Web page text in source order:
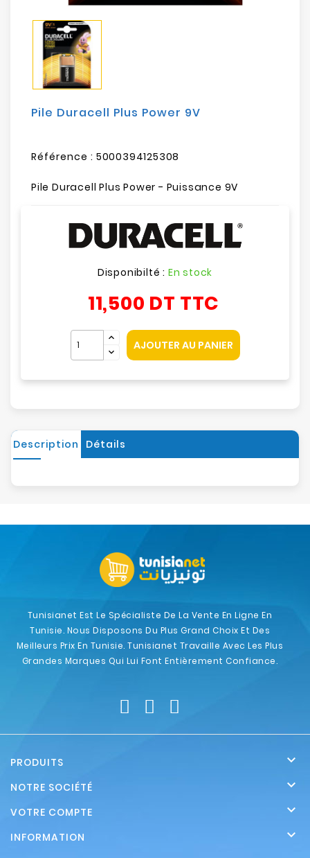
Sécurité
Mobilités
Loisirs
Pile Duracell Plus Power 9V
Référence : 5000394125308
Pile Duracell Plus Power - Puissance 9V
Disponibilté : En stock
11,500 DT TTC
AJOUTER AU PANIER
Description Détails
Tunisianet Est Le Spécialiste De La Vente En Ligne En
Tunisie. Nous Disposons Du Plus Grand Choix Et Des
Meilleurs Prix En Tunisie. Tunisianet Travaille Avec Les Plus
Grandes Marques Qui Lui Font Entièrement Confiance.
PRODUITS 
NOTRE SOCIÉTÉ 
VOTRE COMPTE 
INFORMATION 